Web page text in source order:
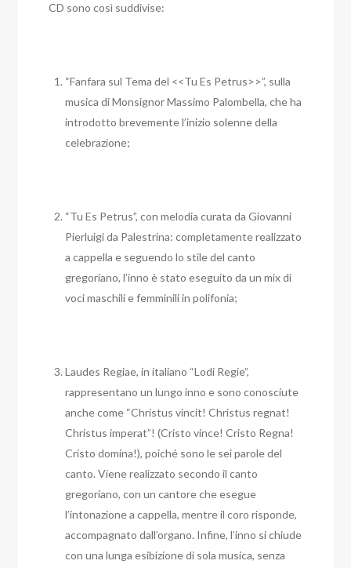
CD sono così suddivise:
“Fanfara sul Tema del <<Tu Es Petrus>>”, sulla
musica di Monsignor Massimo Palombella, che ha
introdotto brevemente l’inizio solenne della
celebrazione;
“Tu Es Petrus”, con melodia curata da Giovanni
Pierluigi da Palestrina: completamente realizzato
a cappella e seguendo lo stile del canto
gregoriano, l’inno è stato eseguito da un mix di
voci maschili e femminili in polifonia;
Laudes Regiae, in italiano “Lodi Regie”,
rappresentano un lungo inno e sono conosciute
anche come “Christus vincit! Christus regnat!
Christus imperat”! (Cristo vince! Cristo Regna!
Cristo domina!), poiché sono le sei parole del
canto. Viene realizzato secondo il canto
gregoriano, con un cantore che esegue
l’intonazione a cappella, mentre il coro risponde,
accompagnato dall’organo. Infine, l’inno si chiude
con una lunga esibizione di sola musica, senza